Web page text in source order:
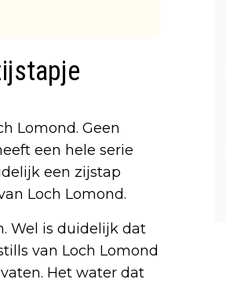
Lomond. Geen
een hele serie
een zijstap
Loch Lomond.
Wel is duidelijk dat
van Loch Lomond
Het water dat